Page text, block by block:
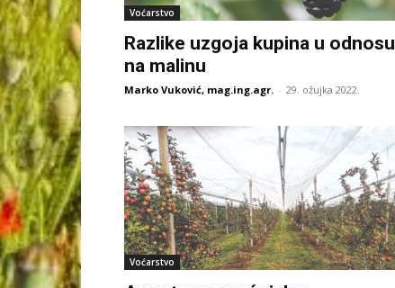
Voćarstvo
Razlike uzgoja kupina u odnosu
na malinu
Marko Vuković, mag.ing.agr. - 29. ožujka 2022.
Voćarstvo